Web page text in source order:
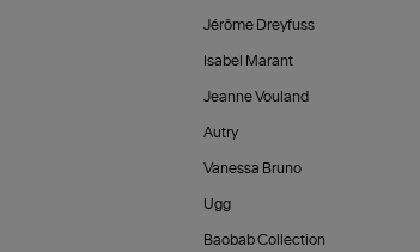
Jérôme Dreyfuss
Isabel Marant
Jeanne Vouland
Autry
Vanessa Bruno
Ugg
Baobab Collection